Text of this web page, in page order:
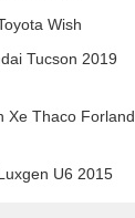
Wish
Tucson 2019
Xe Thaco Forland
U6 2015